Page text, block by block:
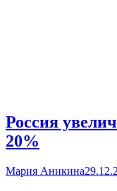
Россия
20%
Мария Аникина